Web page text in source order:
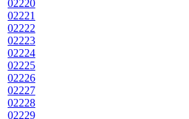
02220
02221
02222
02223
02224
02225
02226
02227
02228
02229